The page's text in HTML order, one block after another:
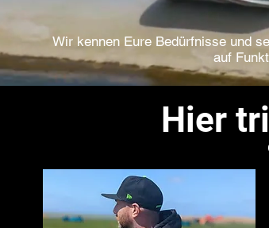
Wir kennen Eure Bedürfnisse und
auf
Hier